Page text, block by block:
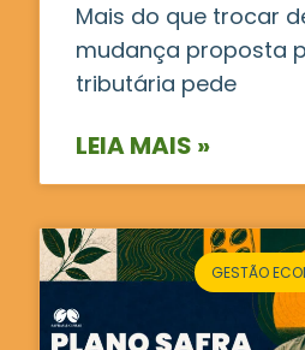
Mais do que trocar
mudança proposta
tributária pede
LEIA MAIS »
GESTÃO